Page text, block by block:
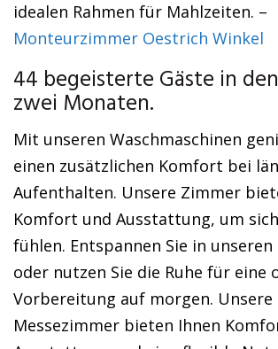
idealen Rahmen für Mahlzeiten. –
Monteurzimmer Oestrich Winkel
44 begeisterte Gäste in
zwei Monaten.
Mit unseren Waschmaschinen
einen zusätzlichen Komfort bei
Aufenthalten. Unsere Zimmer
Komfort und Ausstattung, um
fühlen. Entspannen Sie in
oder nutzen Sie die Ruhe für eine
Vorbereitung auf morgen.
Messezimmer bieten Ihnen